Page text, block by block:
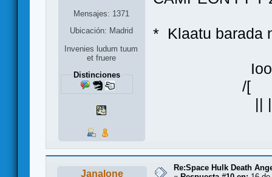
Mensajes: 1371
Ubicación: Madrid
Invenies ludum tuum
et fruere
Distinciones
* Klaatu
/[ ]\
||
Janalone
Re:Space Hulk Death